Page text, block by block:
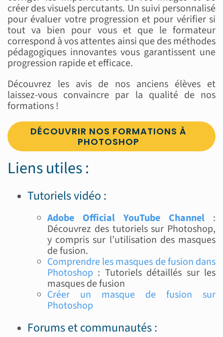
créer des visuels percutants. Un suivi personnalisé
pour évaluer votre progression et pour vérifier si
tout va bien pour vous et que le formateur
correspond à vos attentes ainsi que des méthodes
pédagogiques innovantes vous garantissent une
progression rapide et efficace.
Découvrez les avis de nos anciens élèves et
laissez-vous convaincre par la qualité de nos
formations !
DÉCOUVRIR NOS FORMATIONS À
PHOTOSHOP
Liens utiles :
Tutoriels vidéo :
Adobe Official YouTube Channel :
Découvrez des tutoriels sur Photoshop,
y compris sur l’utilisation des masques
de fusion.
Comprendre les masques de fusion dans
Photoshop : Tutoriels détaillés sur les
masques de fusion
Créer un masque de fusion sur
Photoshop
Forums et communautés :